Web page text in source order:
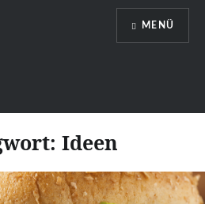
MENÜ
Ideen